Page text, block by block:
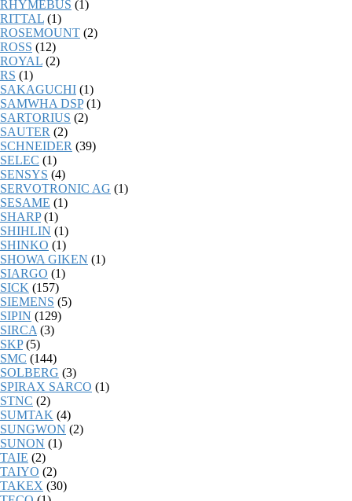
RHYMEBUS (1)
RITTAL (1)
ROSEMOUNT (2)
ROSS (12)
ROYAL (2)
RS (1)
SAKAGUCHI (1)
SAMWHA DSP (1)
SARTORIUS (2)
SAUTER (2)
SCHNEIDER (39)
SELEC (1)
SENSYS (4)
SERVOTRONIC AG (1)
SESAME (1)
SHARP (1)
SHIHLIN (1)
SHINKO (1)
SHOWA GIKEN (1)
SIARGO (1)
SICK (157)
SIEMENS (5)
SIPIN (129)
SIRCA (3)
SKP (5)
SMC (144)
SOLBERG (3)
SPIRAX SARCO (1)
STNC (2)
SUMTAK (4)
SUNGWON (2)
SUNON (1)
TAIE (2)
TAIYO (2)
TAKEX (30)